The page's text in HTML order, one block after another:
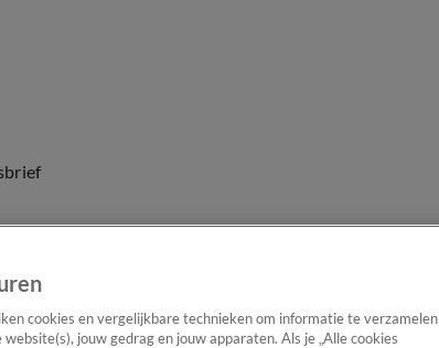
cookies en vergelijkbare technieken om informatie te verzamelen
jouw gedrag en jouw apparaten. Als je „Alle cookies